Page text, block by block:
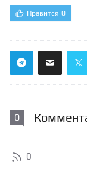
Нравится 0
0
0